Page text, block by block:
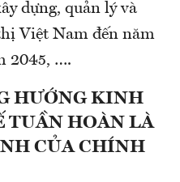
dựng, quản lý và
Việt Nam đến năm
2045, ….
HƯỚNG KINH
TUẦN HOÀN LÀ
CỦA CHÍNH